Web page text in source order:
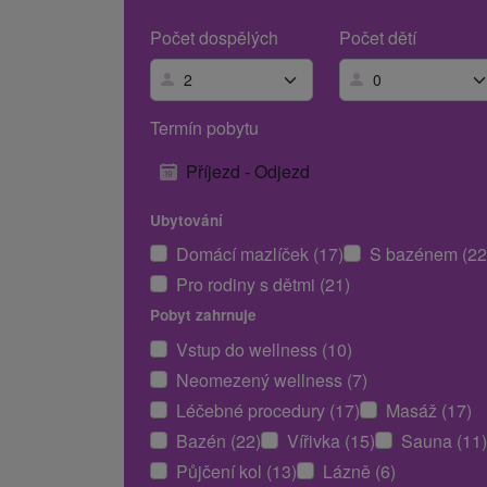
Počet dospělých
Počet dětí
Termín pobytu
Příjezd - Odjezd
Ubytování
Domácí mazlíček (17)
S bazénem
Pro rodiny s dětmi (21)
Pobyt zahrnuje
Vstup do wellness (10)
Neomezený wellness (7)
Léčebné procedury (17)
Masáž (17)
Bazén (22)
Vířivka (15)
Sauna (11)
Půjčení kol (13)
Lázně (6)